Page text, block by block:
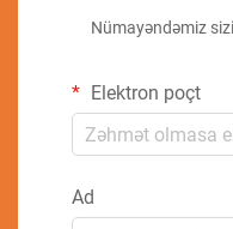
Nümayəndəmiz
Elektron poçt
Ad